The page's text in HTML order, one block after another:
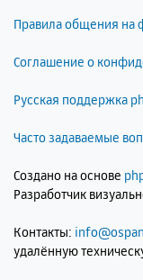
Правила общения на
Соглашение о
Русская поддержка
Часто задаваемые
Создано на основе
Разработчик
Контакты:
удалённую